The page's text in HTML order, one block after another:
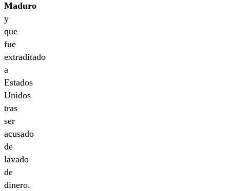
Maduro
y
que
fue
extraditado
a
Estados
Unidos
tras
ser
acusado
de
lavado
de
dinero.